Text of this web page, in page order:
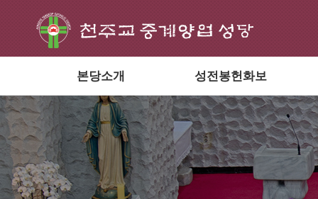
본당소개 성전봉헌화보